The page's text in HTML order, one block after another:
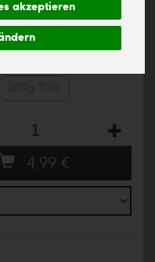
akzeptieren
€ * / 200g Tüte
(24,95 € / Kilo)
200g Tüte
4,99 €